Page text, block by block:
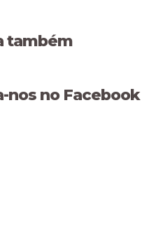
também
nos no Facebook